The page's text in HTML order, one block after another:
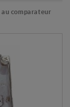
comparateur